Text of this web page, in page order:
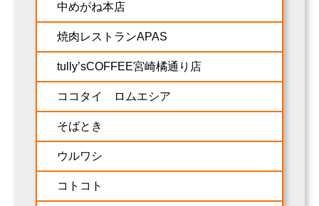
中めがね本店
焼肉レストランAPAS
tully’sCOFFEE宮崎橘通り店
ココタイ ロムエシア
そばとき
ウルワシ
コトコト